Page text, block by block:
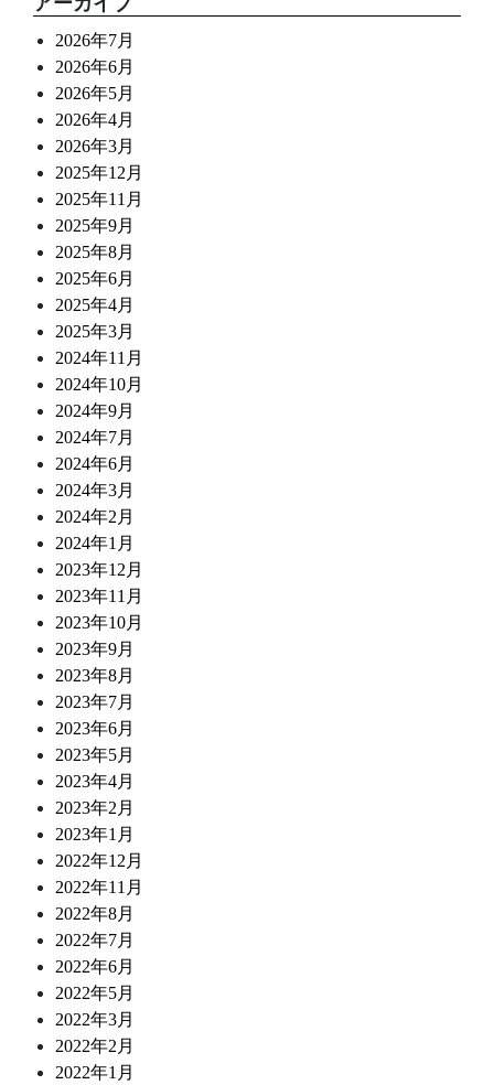
2026年7月
2026年6月
2026年5月
2026年4月
2026年3月
2025年12月
2025年11月
2025年9月
2025年8月
2025年6月
2025年4月
2025年3月
2024年11月
2024年10月
2024年9月
2024年7月
2024年6月
2024年3月
2024年2月
2024年1月
2023年12月
2023年11月
2023年10月
2023年9月
2023年8月
2023年7月
2023年6月
2023年5月
2023年4月
2023年2月
2023年1月
2022年12月
2022年11月
2022年8月
2022年7月
2022年6月
2022年5月
2022年3月
2022年2月
2022年1月